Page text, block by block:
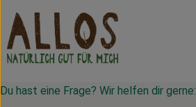
Du hast eine Frage? Wir helfen dir gerne: